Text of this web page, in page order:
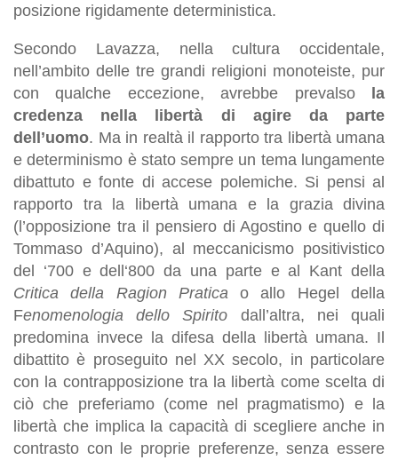
posizione rigidamente deterministica.
Secondo Lavazza, nella cultura occidentale,
nell’ambito delle tre grandi religioni monoteiste, pur
con qualche eccezione, avrebbe prevalso la
credenza nella libertà di agire da parte
dell’uomo. Ma in realtà il rapporto tra libertà umana
e determinismo è stato sempre un tema lungamente
dibattuto e fonte di accese polemiche. Si pensi al
rapporto tra la libertà umana e la grazia divina
(l’opposizione tra il pensiero di Agostino e quello di
Tommaso d’Aquino), al meccanicismo positivistico
del ‘700 e dell‘800 da una parte e al Kant della
Critica della Ragion Pratica o allo Hegel della
Fenomenologia dello Spirito dall’altra, nei quali
predomina invece la difesa della libertà umana. Il
dibattito è proseguito nel XX secolo, in particolare
con la contrapposizione tra la libertà come scelta di
ciò che preferiamo (come nel pragmatismo) e la
libertà che implica la capacità di scegliere anche in
contrasto con le proprie preferenze, senza essere